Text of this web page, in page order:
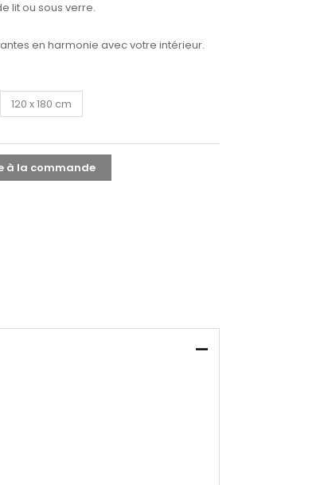
lit ou sous verre.
en harmonie avec votre intérieur.
120 x 180 cm
à la commande